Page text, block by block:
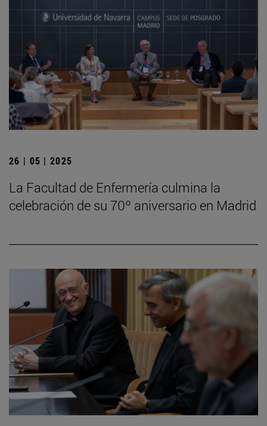
26 | 05 | 2025
La Facultad de Enfermería culmina la
celebración de su 70º aniversario en Madrid